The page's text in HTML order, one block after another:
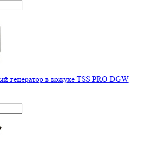
генератор в кожухе TSS PRO DGW